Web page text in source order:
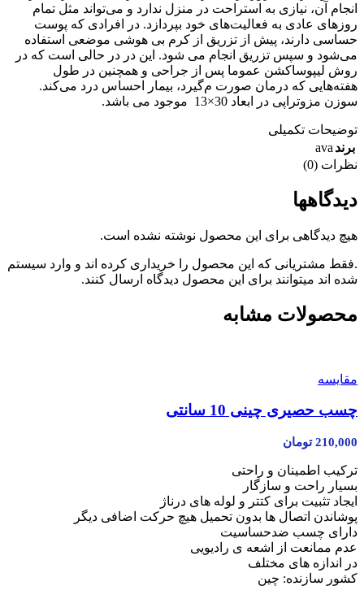
انجام آن، نیازی به استراحت در منزل ندارد و می‌تواند مثل تمام
روزهای عادی به فعالیت‌های خود بپردازد. در افرادی که پوست
حساسی دارند، پیش از تزریق از کرم بی هوشی موضعی استفاده
می‌شود و سپس تزریق انجام می شود. این در در حالی است که در
روش لیپوساکشن عموما پس از جراحی و همچنین در طول
هفته‌هایی که درمان صورت م‌گیرد، بیمار احساس درد می‌کند.
سوزن مزوتراپی در ابعاد 30×13 موجود می باشد.
توضیحات تکمیلی
برند ava
نظرات (0)
دیدگاهها
هیچ دیدگاهی برای این محصول نوشته نشده است.
.فقط مشتریانی که این محصول را خریداری کرده اند و وارد سیستم
شده اند میتوانند برای این محصول دیدگاه ارسال کنند.
محصولات مشابه
مقایسه
چسب حصیری چینی 10 سانتی
210,000 تومان
ترکیب اطمینان و راحتی
بسیار راحت و سازگار
ایجاد تثبیت برای کتتر و لوله های درناژ
پوشاندن اتصال ها بدون تحمیل هیچ حرکت اضافی دیگر
دارای چسب ضدحساسیت
عدم ممانعت از اشعه ی رادیویی
در اندازه های مختلف
کشور سازنده: چین